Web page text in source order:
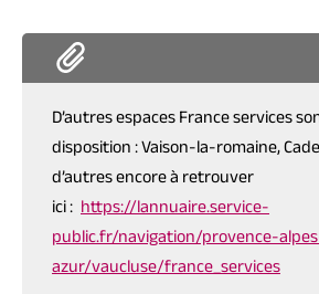
D’autres espaces France services
disposition : Vaison-la-romaine,
d’autres encore à retrouver
ici : https://lannuaire.service-
public.fr/navigation/provence-
azur/vaucluse/france_services